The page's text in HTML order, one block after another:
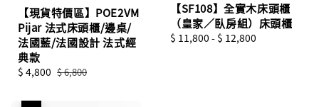
【現貨特價區】POE2VM
Pijar 法式床頭櫃/邊桌/
法國藍/法國設計 法式經
典款
Sale
$ 4,800 Regular
$ 6,800
【SF108】全實木床頭櫃
（皇家／臥房組）床頭櫃
Regular
$ 11,800 - $ 12,800